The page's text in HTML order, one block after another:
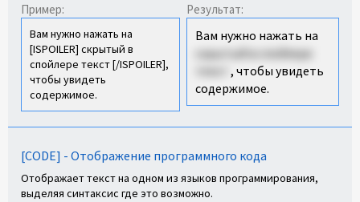
Пример:
Вам нужно нажать на
[ISPOILER] скрытый в
спойлере текст [/ISPOILER],
чтобы увидеть
содержимое.
Результат:
Вам нужно нажать на
скрытый в спойлере
, чтобы увидеть
содержимое.
[CODE] - Отображение программного кода
Отображает текст на одном из языков программирования,
выделяя синтаксис где это возможно.